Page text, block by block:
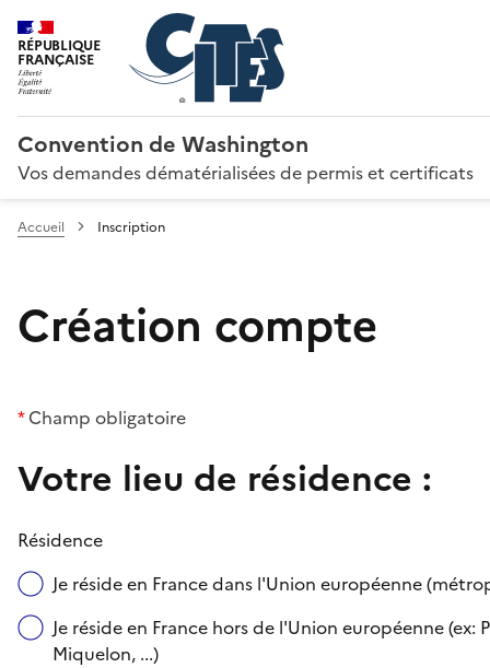
RÉPUBLIQUE
FRANÇAISE
Convention de Washington
Vos demandes dématérialisées de permis et certificats
Accueil Inscription
Création compte
*Champ obligatoire
Votre lieu de résidence :
Résidence
Je réside en France dans l'Union européenne
Je réside en France hors de l'Union européenne
Miquelon, ...)